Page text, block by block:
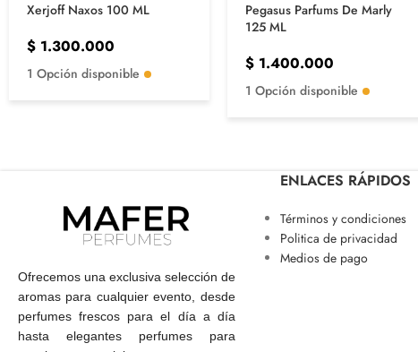
Xerjoff Naxos 100 ML
$ 1.300.000
1 Opción disponible
Pegasus Parfums De Marly
125 ML
$ 1.400.000
1 Opción disponible
Ofrecemos una exclusiva selección de
aromas para cualquier evento, desde
perfumes frescos para el día a día
hasta elegantes perfumes para
ENLACES RÁPIDOS
Términos y condiciones
Politica de privacidad
Medios de pago